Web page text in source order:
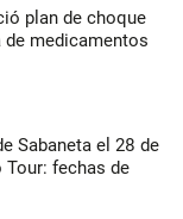
plan de choque
de medicamentos
Sabaneta el 28 de
Tour: fechas de